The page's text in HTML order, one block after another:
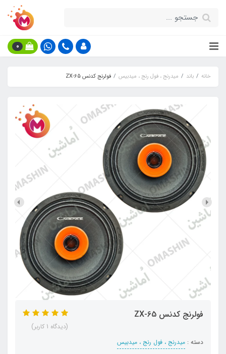
0
خانه باند میدرنج ، فول رنج ، میدبیس فولرنج کدنس ZX-65
فولرنج کدنس ZX-65
دسته : میدرنج ، فول رنج ، میدبیس
(دیدگاه 1 کاربر)